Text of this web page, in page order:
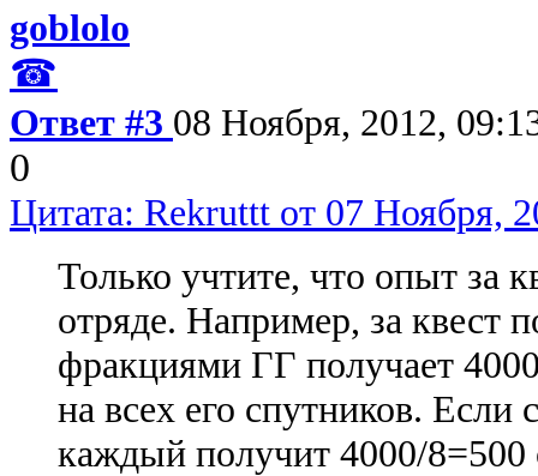
goblolo
☎
Ответ #3 08 Ноября, 2012,
0
Цитата: Rekruttt от 07 Ноября,
Только учтите, что опыт за
отряде. Например, за квест
фракциями ГГ получает
на всех его спутников. Если
каждый получит 4000/8=500